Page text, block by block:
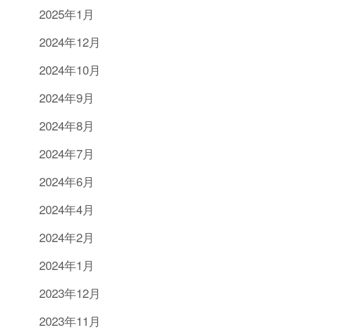
2025年1月
2024年12月
2024年10月
2024年9月
2024年8月
2024年7月
2024年6月
2024年4月
2024年2月
2024年1月
2023年12月
2023年11月